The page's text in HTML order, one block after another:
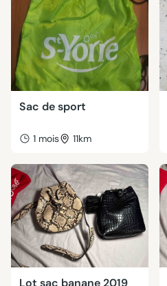
Sac de sport
1 mois 11km
Lot sac banane 2019